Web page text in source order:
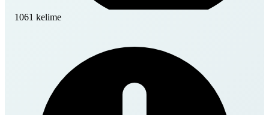
1061 kelime